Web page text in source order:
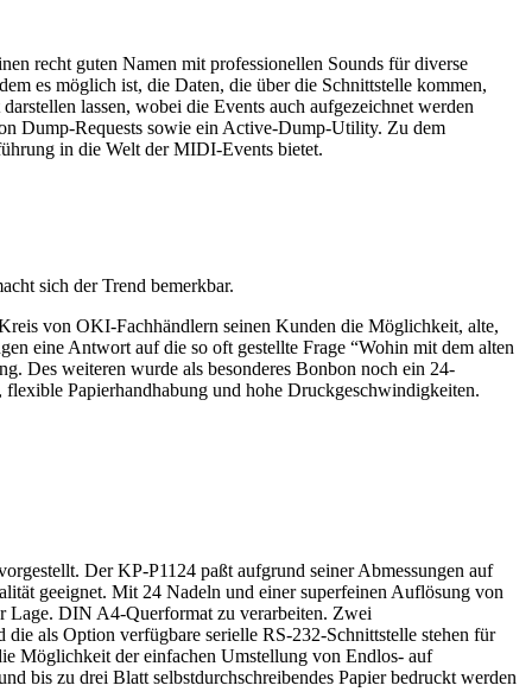
recht guten Namen mit professionellen Sounds für diverse
es möglich ist, die Daten, die über die Schnittstelle kommen,
lassen, wobei die Events auch aufgezeichnet werden
Dump-Requests sowie ein Active-Dump-Utility. Zu dem
in die Welt der MIDI-Events bietet.
sich der Trend bemerkbar.
von OKI-Fachhändlern seinen Kunden die Möglichkeit, alte,
eine Antwort auf die so oft gestellte Frage “Wohin mit dem alten
Des weiteren wurde als besonderes Bonbon noch ein 24-
Papierhandhabung und hohe Druckgeschwindigkeiten.
Der KP-P1124 paßt aufgrund seiner Abmessungen auf
geeignet. Mit 24 Nadeln und einer superfeinen Auflösung von
Lage. DIN A4-Querformat zu verarbeiten. Zwei
als Option verfügbare serielle RS-232-Schnittstelle stehen für
Möglichkeit der einfachen Umstellung von Endlos- auf
bis zu drei Blatt selbstdurchschreibendes Papier bedruckt werden